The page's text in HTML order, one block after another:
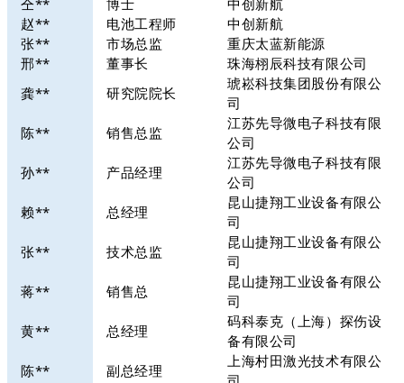
赵**
电池工程师
中创新航
张**
市场总监
重庆太蓝新能源
邢**
董事长
珠海栩辰科技有限公司
龚**
研究院院长
琥崧科技集团股份有限公
司
陈**
销售总监
江苏先导微电子科技有限
公司
孙**
产品经理
江苏先导微电子科技有限
公司
赖**
总经理
昆山捷翔工业设备有限公
司
张**
技术总监
昆山捷翔工业设备有限公
司
蒋**
销售总
昆山捷翔工业设备有限公
司
黄**
总经理
码科泰克（上海）探伤设
备有限公司
陈**
副总经理
上海村田激光技术有限公